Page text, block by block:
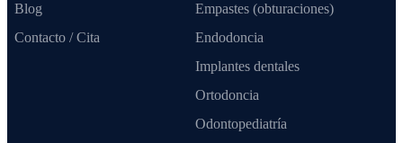
Blog
Contacto / Cita
Empastes (obturaciones)
Endodoncia
Implantes dentales
Ortodoncia
Odontopediatría